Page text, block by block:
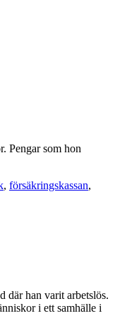
Pengar som hon
, försäkringskassan,
där han varit arbetslös.
i ett samhälle i